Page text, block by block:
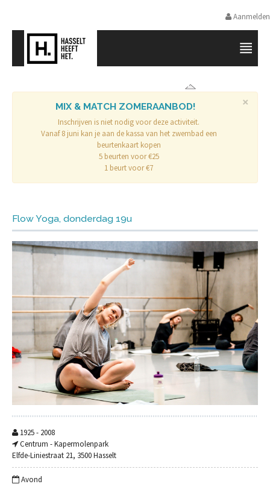
Aanmelden
SPORTPROMOTIE HASSELT
×
MIX & MATCH ZOMERAANBOD!
Inschrijven is niet nodig voor deze activiteit.
Vanaf 8 juni kan je aan de kassa van het zwembad een
beurtenkaart kopen
5 beurten voor €25
1 beurt voor €7
Flow Yoga, donderdag 19u
1925 - 2008
Centrum - Kapermolenpark
Elfde-Liniestraat 21, 3500 Hasselt
Avond